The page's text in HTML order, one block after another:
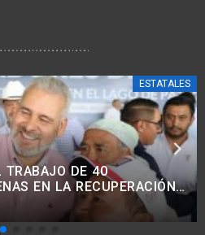
ESTATALES
VIAL EN COMUNIDADES
DE 38 KM DE CAMINOS: